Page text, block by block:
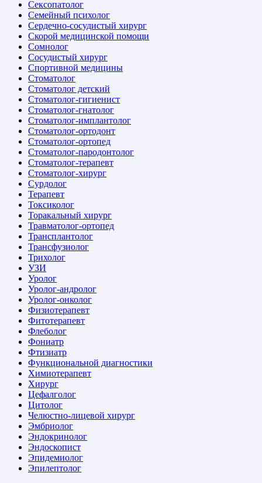
Сексопатолог
Семейный психолог
Сердечно-сосудистый хирург
Скорой медицинской помощи
Сомнолог
Сосудистый хирург
Спортивной медицины
Стоматолог
Стоматолог детский
Стоматолог-гигиенист
Стоматолог-гнатолог
Стоматолог-имплантолог
Стоматолог-ортодонт
Стоматолог-ортопед
Стоматолог-пародонтолог
Стоматолог-терапевт
Стоматолог-хирург
Сурдолог
Терапевт
Токсиколог
Торакальный хирург
Травматолог-ортопед
Трансплантолог
Трансфузиолог
Трихолог
УЗИ
Уролог
Уролог-андролог
Уролог-онколог
Физиотерапевт
Фитотерапевт
Флеболог
Фониатр
Фтизиатр
Функциональной диагностики
Химиотерапевт
Хирург
Цефалголог
Цитолог
Челюстно-лицевой хирург
Эмбриолог
Эндокринолог
Эндоскопист
Эпидемиолог
Эпилептолог